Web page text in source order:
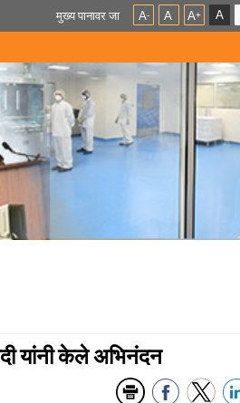
मुख्य पानावर जा A- A A+ A
यांनी केले अभिनंदन